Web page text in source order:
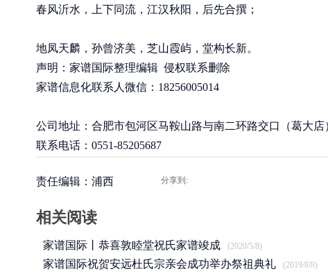
春风沂水，上下同流，江汉秋阳，后先合撰；
地凤天麟，孙曾济美，芝山霞屿，堂构长新。
声明：家谱国际整理编辑 侵权联系删除
家谱信息化联系人微信：18256005014
公司地址：合肥市包河区马鞍山路与南二环路交口（葛大店
联系电话：0551-85205687
责任编辑：浦西 分享到:
相关阅读
家谱国际丨恭喜敦睦堂祝氏家谱竣成 (2020/5/8)
家谱国际祝贺安远杜氏宗亲会成功举办祭祖典礼 (2019/8/8)